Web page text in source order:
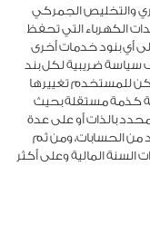
والتخليص الجمركي
الكهرباء التي تحفظ
أي بنود خدمات أخرى
سياسة ضريبية لكل بند
للمستخدم تغييرها
كذمة مستقلة بحيث
بالذات أو على عدة
من الحسابات، ومن ثم
المالية وعلى أكثر